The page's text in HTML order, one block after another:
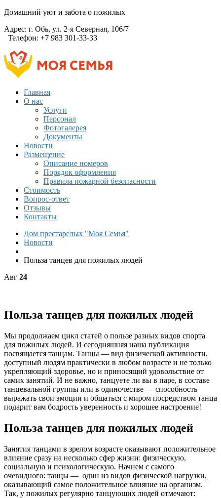
Домашний уют и забота о пожилых
Адрес: г. Обь, ул. 2-я Северная, 106/7
Телефон: +7 983 301-33-33
Главная
О нас
Услуги
Персонал
Фотогалерея
Документы
Новости
Размещение
Описание номеров
Порядок оформления
Правила пожарной безопасности
Стоимость
Вопрос-ответ
Отзывы
Контакты
Дом престарелых "Моя Семья"
Новости
Польза танцев для пожилых людей
Авг 24
Польза танцев для пожилых людей
Мы продолжаем цикл статей о пользе разных видов спорта
для пожилых людей. И сегодняшняя наша публикация
посвящается танцам. Танцы — вид физической активности,
доступный людям практически в любом возрасте и не только
укрепляющий здоровье, но и приносящий удовольствие от
самих занятий. И не важно, танцуете ли вы в паре, в составе
танцевальной группы или в одиночестве — способность
выражать свои эмоции и общаться с миром посредством танца
подарит вам бодрость уверенность и хорошее настроение!
Польза танцев для пожилых людей
Занятия танцами в зрелом возрасте оказывают положительное
влияние сразу на несколько сфер жизни: физическую,
социальную и психологическую. Начнем с самого
очевидного: танцы — один из видов физической нагрузки,
оказывающий самое положительное влияние на организм.
Так, у пожилых регулярно танцующих людей отмечают: